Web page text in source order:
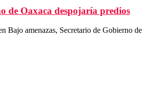
de Oaxaca despojaría predios
Bajo amenazas, Secretario de Gobierno